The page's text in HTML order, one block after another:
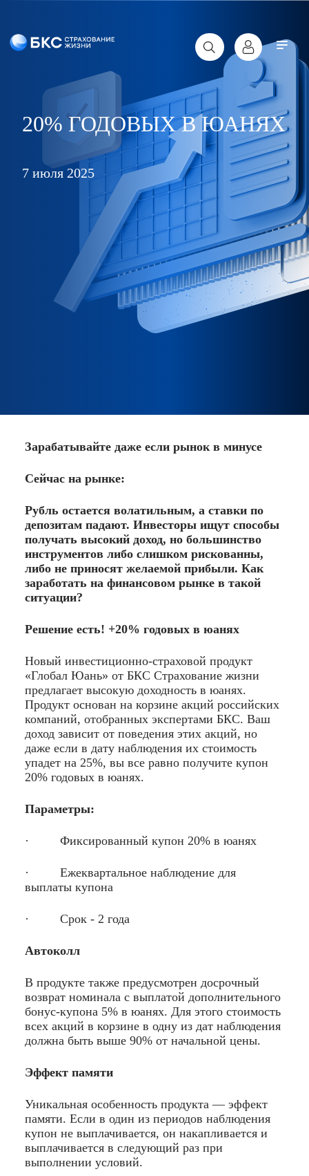
20% ГОДОВЫХ В ЮАНЯХ
7 июля 2025
Зарабатывайте даже если рынок в минусе
Сейчас на рынке:
Рубль остается волатильным, а ставки по
депозитам падают. Инвесторы ищут способы
получать высокий доход, но большинство
инструментов либо слишком рискованны,
либо не приносят желаемой прибыли. Как
заработать на финансовом рынке в такой
ситуации?
Решение есть! +20% годовых в юанях
Новый инвестиционно-страховой продукт
«Глобал Юань» от БКС Страхование жизни
предлагает высокую доходность в юанях.
Продукт основан на корзине акций российских
компаний, отобранных экспертами БКС. Ваш
доход зависит от поведения этих акций, но
даже если в дату наблюдения их стоимость
упадет на 25%, вы все равно получите купон
20% годовых в юанях.
Параметры:
· Фиксированный купон 20% в юанях
· Ежеквартальное наблюдение для
выплаты купона
· Срок - 2 года
Автоколл
В продукте также предусмотрен досрочный
возврат номинала с выплатой дополнительного
бонус-купона 5% в юанях. Для этого стоимость
всех акций в корзине в одну из дат наблюдения
должна быть выше 90% от начальной цены.
Эффект памяти
Уникальная особенность продукта — эффект
памяти. Если в один из периодов наблюдения
купон не выплачивается, он накапливается и
выплачивается в следующий раз при
выполнении условий.